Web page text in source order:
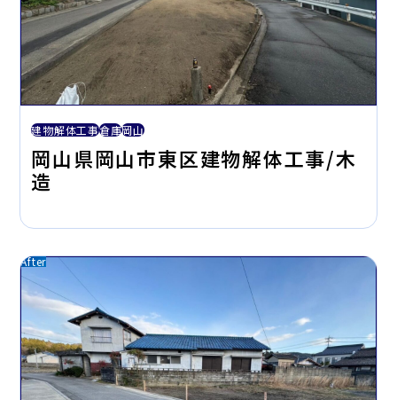
建物解体工事倉庫岡山
岡山県岡山市東区建物解体工事/木
造